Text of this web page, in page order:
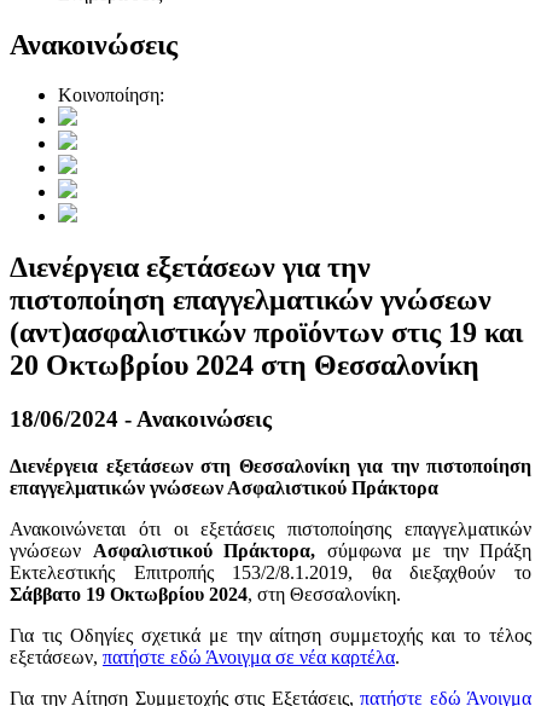
Ανακοινώσεις
Κοινοποίηση:
Διενέργεια εξετάσεων για την
πιστοποίηση επαγγελματικών γνώσεων
(αντ)ασφαλιστικών προϊόντων στις 19 και
20 Οκτωβρίου 2024 στη Θεσσαλονίκη
18/06/2024 - Ανακοινώσεις
Διενέργεια εξετάσεων στη Θεσσαλονίκη για την πιστοποίηση
επαγγελματικών γνώσεων Ασφαλιστικού Πράκτορα
Ανακοινώνεται ότι οι εξετάσεις πιστοποίησης επαγγελματικών
γνώσεων Ασφαλιστικού Πράκτορα, σύμφωνα με την Πράξη
Εκτελεστικής Επιτροπής 153/2/8.1.2019, θα διεξαχθούν το
Σάββατο 19 Οκτωβρίου 2024, στη Θεσσαλονίκη.
Για τις Οδηγίες σχετικά με την αίτηση συμμετοχής και το τέλος
εξετάσεων, πατήστε εδώ Άνοιγμα σε νέα καρτέλα.
Για την Αίτηση Συμμετοχής στις Εξετάσεις, πατήστε εδώ Άνοιγμα